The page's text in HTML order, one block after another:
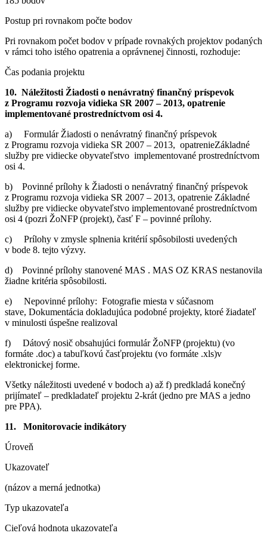
Postup pri rovnakom počte bodov
Pri rovnakom počet bodov v prípade rovnakých projektov podaných
v rámci toho istého opatrenia a oprávnenej činnosti, rozhoduje:
Čas podania projektu
10. Náležitosti Žiadosti o nenávratný finančný príspevok
z Programu rozvoja vidieka SR 2007 – 2013, opatrenie
implementované prostredníctvom osi 4.
a) Formulár Žiadosti o nenávratný finančný príspevok
z Programu rozvoja vidieka SR 2007 – 2013, opatrenieZákladné
služby pre vidiecke obyvateľstvo implementované prostredníctvom
osi 4.
b) Povinné prílohy k Žiadosti o nenávratný finančný príspevok
z Programu rozvoja vidieka SR 2007 – 2013, opatrenie Základné
služby pre vidiecke obyvateľstvo implementované prostredníctvom
osi 4 (pozri ŽoNFP (projekt), časť F – povinné prílohy.
c) Prílohy v zmysle splnenia kritérií spôsobilosti uvedených
v bode 8. tejto výzvy.
d) Povinné prílohy stanovené MAS . MAS OZ KRAS nestanovila
žiadne kritéria spôsobilosti.
e) Nepovinné prílohy: Fotografie miesta v súčasnom
stave, Dokumentácia dokladujúca podobné projekty, ktoré žiadateľ
v minulosti úspešne realizoval
f) Dátový nosič obsahujúci formulár ŽoNFP (projektu) (vo
formáte .doc) a tabuľkovú časťprojektu (vo formáte .xls)v
elektronickej forme.
Všetky náležitosti uvedené v bodoch a) až f) predkladá konečný
prijímateľ – predkladateľ projektu 2-krát (jedno pre MAS a jedno
pre PPA).
11. Monitorovacie indikátory
Úroveň
Ukazovateľ
(názov a merná jednotka)
Typ ukazovateľa
Cieľová hodnota ukazovateľa